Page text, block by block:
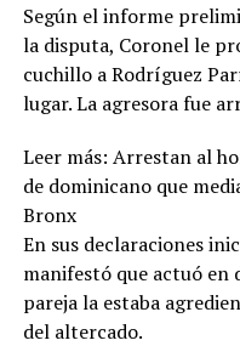
Según el informe
la disputa, Coronel le
cuchillo a Rodríguez
lugar. La agresora fue
Leer más: Arrestan al
de dominicano que
Bronx
En sus declaraciones
manifestó que actuó en
pareja la estaba
del altercado.